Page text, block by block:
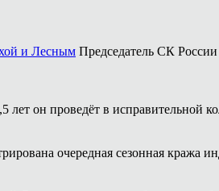
и Лесным Председатель СК
лет он проведёт в исправительной
очередная сезонная кража